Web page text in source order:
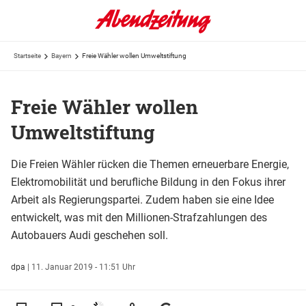
Startseite Bayern Freie Wähler wollen Umweltstiftung
Freie Wähler wollen
Umweltstiftung
Die Freien Wähler rücken die Themen erneuerbare Energie,
Elektromobilität und berufliche Bildung in den Fokus ihrer
Arbeit als Regierungspartei. Zudem haben sie eine Idee
entwickelt, was mit den Millionen-Strafzahlungen des
Autobauers Audi geschehen soll.
dpa | 11. Januar 2019 - 11:51 Uhr